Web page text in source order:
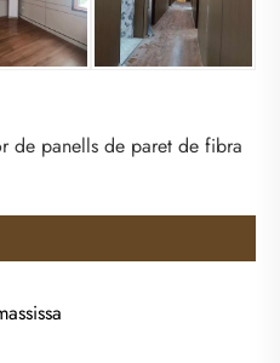
de panells de paret de fibra